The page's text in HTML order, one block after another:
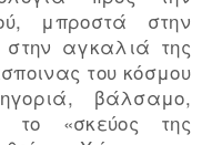
μπροστά στην
αγκαλιά της
του κόσμου
βάλσαμο,
«σκεύος της